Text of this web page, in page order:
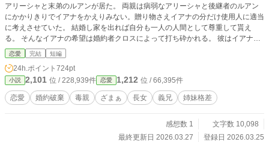
アリーシャと末弟のルアンが居た。 両親は病弱なアリーシャと後継者のルアン
にかかりきりでイアナをかえりみない。贈り物さえイアナの分だけ使用人に適当
に考えさせていた。 結婚し家を出れば自分も一人の人間として尊重して貰え
る。 そんなイアナの希望は婚約者クロスによって打ち砕かれる。 彼はイアナの
妹アリーシャと恋仲になっていただけでなく、病弱なアリーシャの代わりにイア
ナに子供を産むようにと言った。 絶望の中イアナは一人の少年を思い出す。 い
つのまにか消えてしまった義兄ルーク、彼だけがイアナに優しくしてくれた人だ
った。 自分が近い内に死ぬ夢を見たイアナは毒家族の元から去る決意をする。
恋愛 完結 短編
24h.ポイント 724pt
小説 2,101 位 / 228,939件 恋愛 1,212 位 / 66,395件
恋愛 婚約破棄 毒親 ざまぁ 長女 義兄 姉妹格差
感想数 1
文字数 10,098
最終更新日 2026.03.27
登録日 2026.03.25